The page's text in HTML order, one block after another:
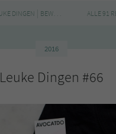
DINGEN BEWUST GROEN,LEUKE
ALLE 91
2016
Leuke Dingen #66